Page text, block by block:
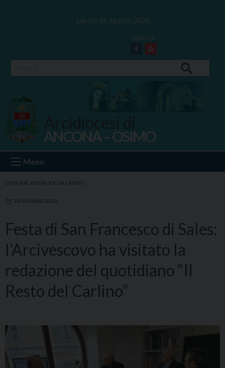
sabato 08 agosto 2026
Facebook
Youtube
Ancona Osimo
ANCONA – OSIMO
Menu
COMUNICAZIONI SOCIALI NEWS
24 GENNAIO 2023
Festa di San Francesco di Sales:
l’Arcivescovo ha visitato la
redazione del quotidiano “Il
Resto del Carlino”